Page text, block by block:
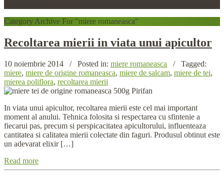
Category Archive For "miere romaneasca"
Recoltarea mierii in viata unui apicultor
10 noiembrie 2014 / Posted in: miere romaneasca / Tagged:
miere, miere de origine romaneasca, miere de salcam, miere de tei,
mierea poliflora, recoltarea mierii
In viata unui apicultor, recoltarea mierii este cel mai important
moment al anului. Tehnica folosita si respectarea cu sfintenie a
fiecarui pas, precum si perspicacitatea apicultorului, influenteaza
cantitatea si calitatea mierii colectate din faguri. Produsul obtinut este
un adevarat elixir […]
Read more